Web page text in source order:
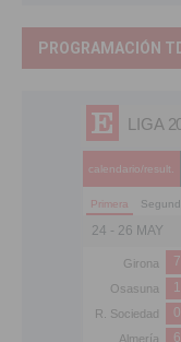
PROGRAMACIÓN